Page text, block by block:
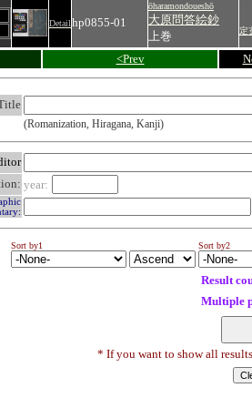
Detailhp0855-01
ōharamondoueshō
大原問答絵鈔
上巻
定
<Prev
(Romanization, Hiragana, Kanji)
year:
Sort by1 Sort by2
Result
Multiple
* If you want to show all